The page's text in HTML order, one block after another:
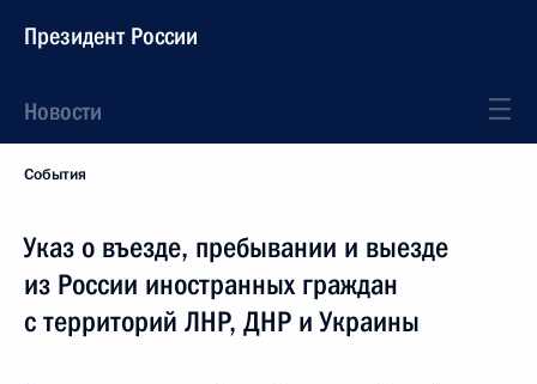
Президент России
Новости
События
Указ о въезде, пребывании и выезде
из России иностранных граждан
с территорий ЛНР, ДНР и Украины